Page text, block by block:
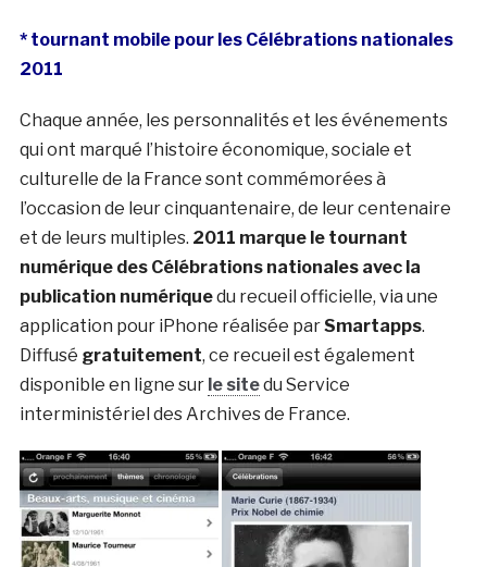
* tournant mobile pour les Célébrations nationales
2011
Chaque année, les personnalités et les événements
qui ont marqué l’histoire économique, sociale et
culturelle de la France sont commémorées à
l’occasion de leur cinquantenaire, de leur centenaire
et de leurs multiples. 2011 marque le tournant
numérique des Célébrations nationales avec la
publication numériquedu recueil officielle, via une
application pour iPhone réalisée parSmartapps.
Diffusé gratuitement, ce recueil est également
disponible en ligne sur le sitedu Service
interministériel des Archives de France.